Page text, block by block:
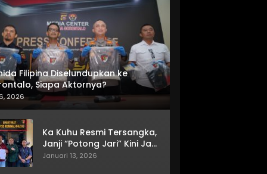
Filipina Diselundupkan ke
Siapa Aktornya?
2026
Ka Kuhu Resmi Tersangka,
Janji “Potong Jari” Kini Jadi
Bumerang
Januari 13, 2026